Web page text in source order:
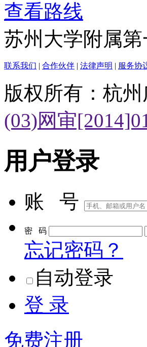
查看路线
苏州大学附属
联系我们 | 合作伙伴 | 法律声明 | 服务协
版权所有：杭
(03)网审
用户登录
账 号
密 码
忘记密码？
自动登录
登 录
免费注册